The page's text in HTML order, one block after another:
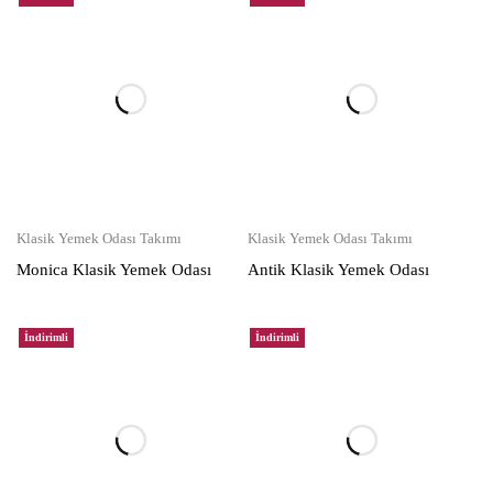
Klasik Yemek Odası Takımı
Monica Klasik Yemek Odası
Klasik Yemek Odası Takımı
Antik Klasik Yemek Odası
İndirimli İndirimli